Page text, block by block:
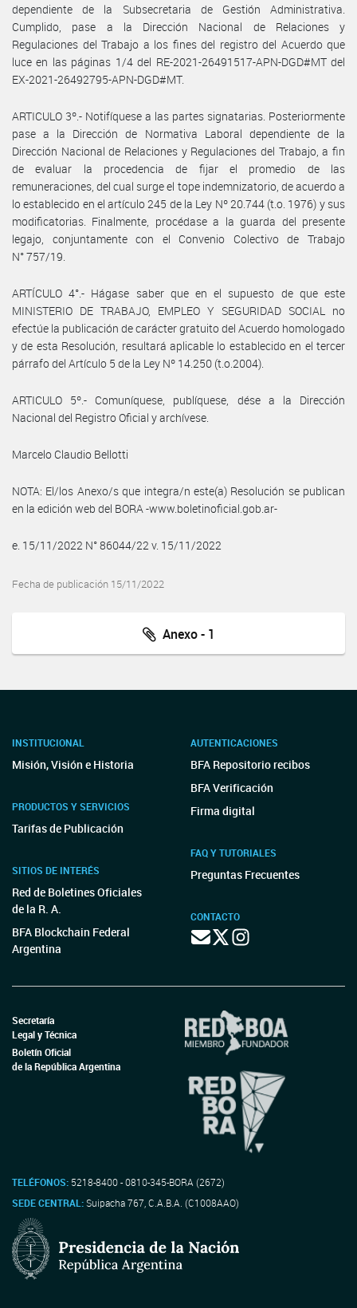
dependiente de la Subsecretaria de Gestión Administrativa.
Cumplido, pase a la Dirección Nacional de Relaciones y
Regulaciones del Trabajo a los fines del registro del Acuerdo que
luce en las páginas 1/4 del RE-2021-26491517-APN-DGD#MT del
EX-2021-26492795-APN-DGD#MT.
ARTICULO 3º.- Notifíquese a las partes signatarias. Posteriormente
pase a la Dirección de Normativa Laboral dependiente de la
Dirección Nacional de Relaciones y Regulaciones del Trabajo, a fin
de evaluar la procedencia de fijar el promedio de las
remuneraciones, del cual surge el tope indemnizatorio, de acuerdo a
lo establecido en el artículo 245 de la Ley Nº 20.744 (t.o. 1976) y sus
modificatorias. Finalmente, procédase a la guarda del presente
legajo, conjuntamente con el Convenio Colectivo de Trabajo
N° 757/19.
ARTÍCULO 4°.- Hágase saber que en el supuesto de que este
MINISTERIO DE TRABAJO, EMPLEO Y SEGURIDAD SOCIAL no
efectúe la publicación de carácter gratuito del Acuerdo homologado
y de esta Resolución, resultará aplicable lo establecido en el tercer
párrafo del Artículo 5 de la Ley Nº 14.250 (t.o.2004).
ARTICULO 5º.- Comuníquese, publíquese, dése a la Dirección
Nacional del Registro Oficial y archívese.
Marcelo Claudio Bellotti
NOTA: El/los Anexo/s que integra/n este(a) Resolución se publican
en la edición web del BORA -www.boletinoficial.gob.ar-
e. 15/11/2022 N° 86044/22 v. 15/11/2022
Fecha de publicación 15/11/2022
Anexo - 1
INSTITUCIONAL
Misión, Visión e Historia
PRODUCTOS Y SERVICIOS
Tarifas de Publicación
SITIOS DE INTERÉS
Red de Boletines Oficiales
de la R. A.
BFA Blockchain Federal
Argentina
AUTENTICACIONES
BFA Repositorio recibos
BFA Verificación
Firma digital
FAQ Y TUTORIALES
Preguntas Frecuentes
CONTACTO
Secretaría
Legal y Técnica
Boletín Oficial
de la República Argentina
TELÉFONOS: 5218-8400 - 0810-345-BORA (2672)
SEDE CENTRAL:Suipacha 767, C.A.B.A. (C1008AAO)